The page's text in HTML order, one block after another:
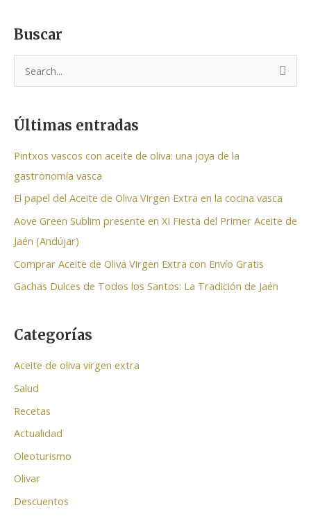
Buscar
c
a
r
p
Últimas entradas
Pintxos vascos con aceite de oliva: una joya de la
gastronomía vasca
El papel del Aceite de Oliva Virgen Extra en la cocina vasca
Aove Green Sublim presente en XI Fiesta del Primer Aceite de
Jaén (Andújar)
Comprar Aceite de Oliva Virgen Extra con Envío Gratis
Gachas Dulces de Todos los Santos: La Tradición de Jaén
Categorías
Aceite de oliva virgen extra
Salud
Recetas
Actualidad
Oleoturismo
Olivar
Descuentos